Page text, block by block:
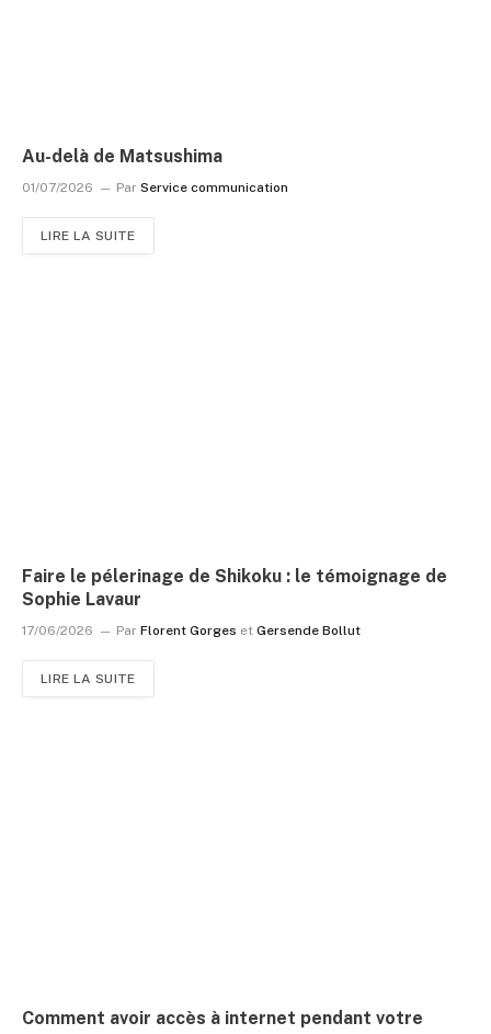
Au-delà de Matsushima
01/07/2026 Par Service communication
LIRE LA SUITE
Faire le pélerinage de Shikoku : le témoignage de
Sophie Lavaur
17/06/2026 Par Florent Gorges et Gersende Bollut
LIRE LA SUITE
Comment avoir accès à internet pendant votre